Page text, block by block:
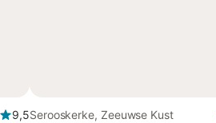
9,5Serooskerke, Zeeuwse Kust